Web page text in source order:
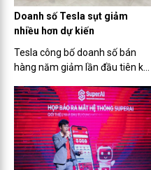
Doanh số Tesla sụt giảm
nhiều hơn dự kiến
Tesla công bố doanh số bán
hàng năm giảm lần đầu tiên kể
do sự cạnh tranh gia tăng về xe
điện từ các nhà sản xuất ô tô
Trung Quốc và phương Tây đã
làm giảm nhu cầu.